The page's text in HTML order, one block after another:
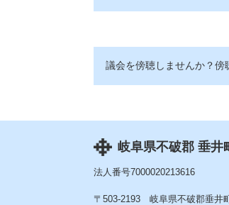
議会を傍聴しませんか？傍
岐阜県不破郡 垂井
法人番号7000020213616
〒503-2193 岐阜県不破郡垂井